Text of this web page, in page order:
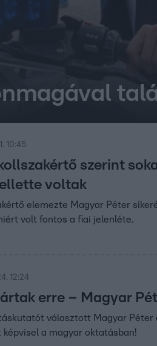
10:45
szerint
voltak
elemezte Magyar Péter
volt fontos a fiai jelenléte.
12:24
erre – Magyar
választott Magyar
képvisel a magyar oktatásban!